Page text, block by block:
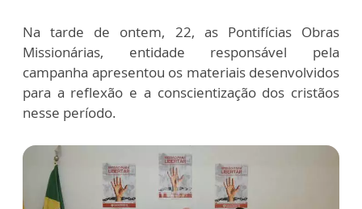
Na tarde de ontem, 22, as Pontifícias Obras
Missionárias, entidade responsável pela
campanha apresentou os materiais desenvolvidos
para a reflexão e a conscientização dos cristãos
nesse período.